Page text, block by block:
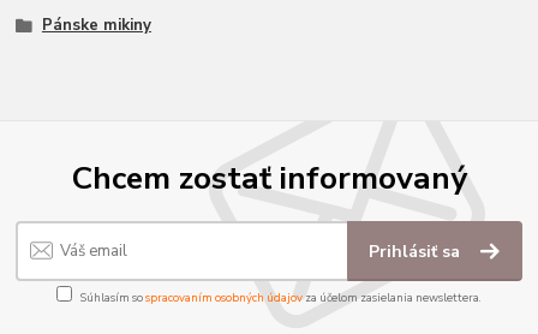
Pánske mikiny
Chcem zostať informovaný
Prihlásiť sa
Súhlasím sospracovaním osobných údajov za účelom zasielania newslettera.